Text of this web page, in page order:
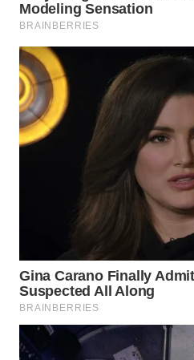
WAHANANEWS
CO ID
WAHANANEWS
NET
WAHANA
WAHANA
SELEB
WAHANA
PERSONA